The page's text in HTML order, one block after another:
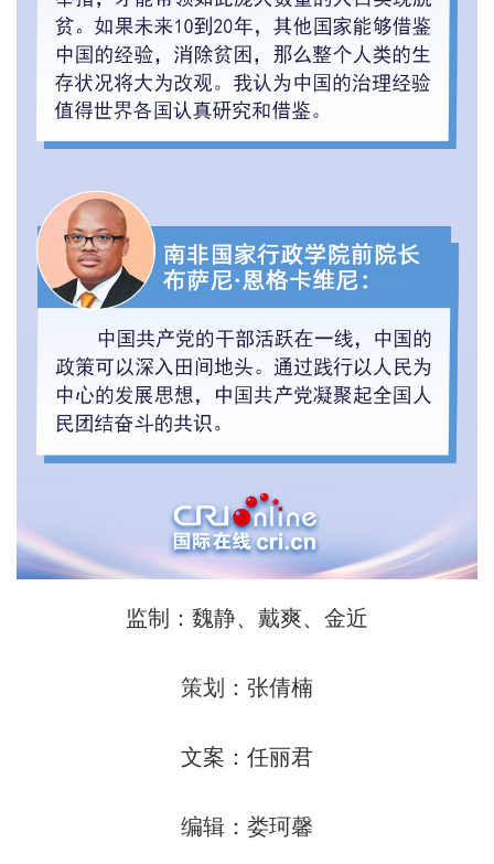
监制：魏静、戴爽、金近
策划：张倩楠
文案：任丽君
编辑：娄珂馨